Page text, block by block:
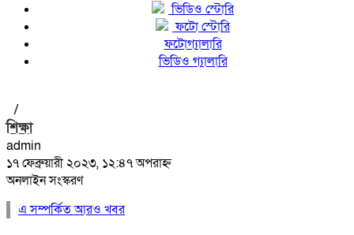
ভিডিও স্টোরি
ফটো স্টোরি
ফটোগ্যালারি
ভিডিও গ্যালারি
/
শিক্ষা
admin
১৭ ফেব্রুয়ারী ২০২৩, ১২:৪৭ অপরাহ্ন
অনলাইন সংস্করণ
এ সম্পর্কিত আরও খবর